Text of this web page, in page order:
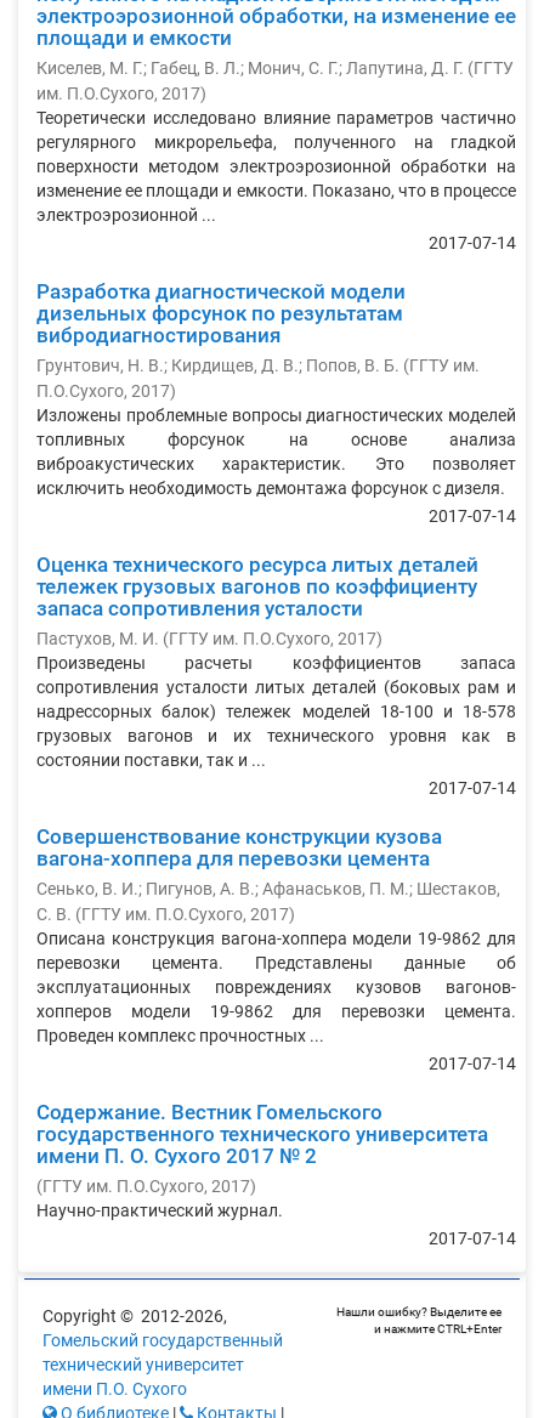
электроэрозионной обработки, на изменение ее
площади и емкости
Киселев, М. Г.; Габец, В. Л.; Монич, С. Г.; Лапутина, Д. Г. (ГГТУ
им. П.О.Сухого, 2017)
Теоретически исследовано влияние параметров частично
регулярного микрорельефа, полученного на гладкой
поверхности методом электроэрозионной обработки на
изменение ее площади и емкости. Показано, что в процессе
электроэрозионной ...
2017-07-14
Разработка диагностической модели
дизельных форсунок по результатам
вибродиагностирования
Грунтович, Н. В.; Кирдищев, Д. В.; Попов, В. Б. (ГГТУ им.
П.О.Сухого, 2017)
Изложены проблемные вопросы диагностических моделей
топливных форсунок на основе анализа
виброакустических характеристик. Это позволяет
исключить необходимость демонтажа форсунок с дизеля.
2017-07-14
Оценка технического ресурса литых деталей
тележек грузовых вагонов по коэффициенту
запаса сопротивления усталости
Пастухов, М. И. (ГГТУ им. П.О.Сухого, 2017)
Произведены расчеты коэффициентов запаса
сопротивления усталости литых деталей (боковых рам и
надрессорных балок) тележек моделей 18-100 и 18-578
грузовых вагонов и их технического уровня как в
состоянии поставки, так и ...
2017-07-14
Совершенствование конструкции кузова
вагона-хоппера для перевозки цемента
Сенько, В. И.; Пигунов, А. В.;Афанаськов, П. М.; Шестаков,
С. В. (ГГТУ им. П.О.Сухого, 2017)
Описана конструкция вагона-хоппера модели 19-9862 для
перевозки цемента. Представлены данные об
эксплуатационных повреждениях кузовов вагонов-
хопперов модели 19-9862 для перевозки цемента.
Проведен комплекс прочностных ...
2017-07-14
Содержание. Вестник Гомельского
государственного технического университета
имени П. О. Сухого 2017 № 2
(ГГТУ им. П.О.Сухого, 2017)
Научно-практический журнал.
2017-07-14
Copyright © 2012-2026,
Гомельский государственный
технический университет
имени П.О. Сухого
О библиотеке | Контакты |
Нашли ошибку? Выделите ее
и нажмите CTRL+Enter